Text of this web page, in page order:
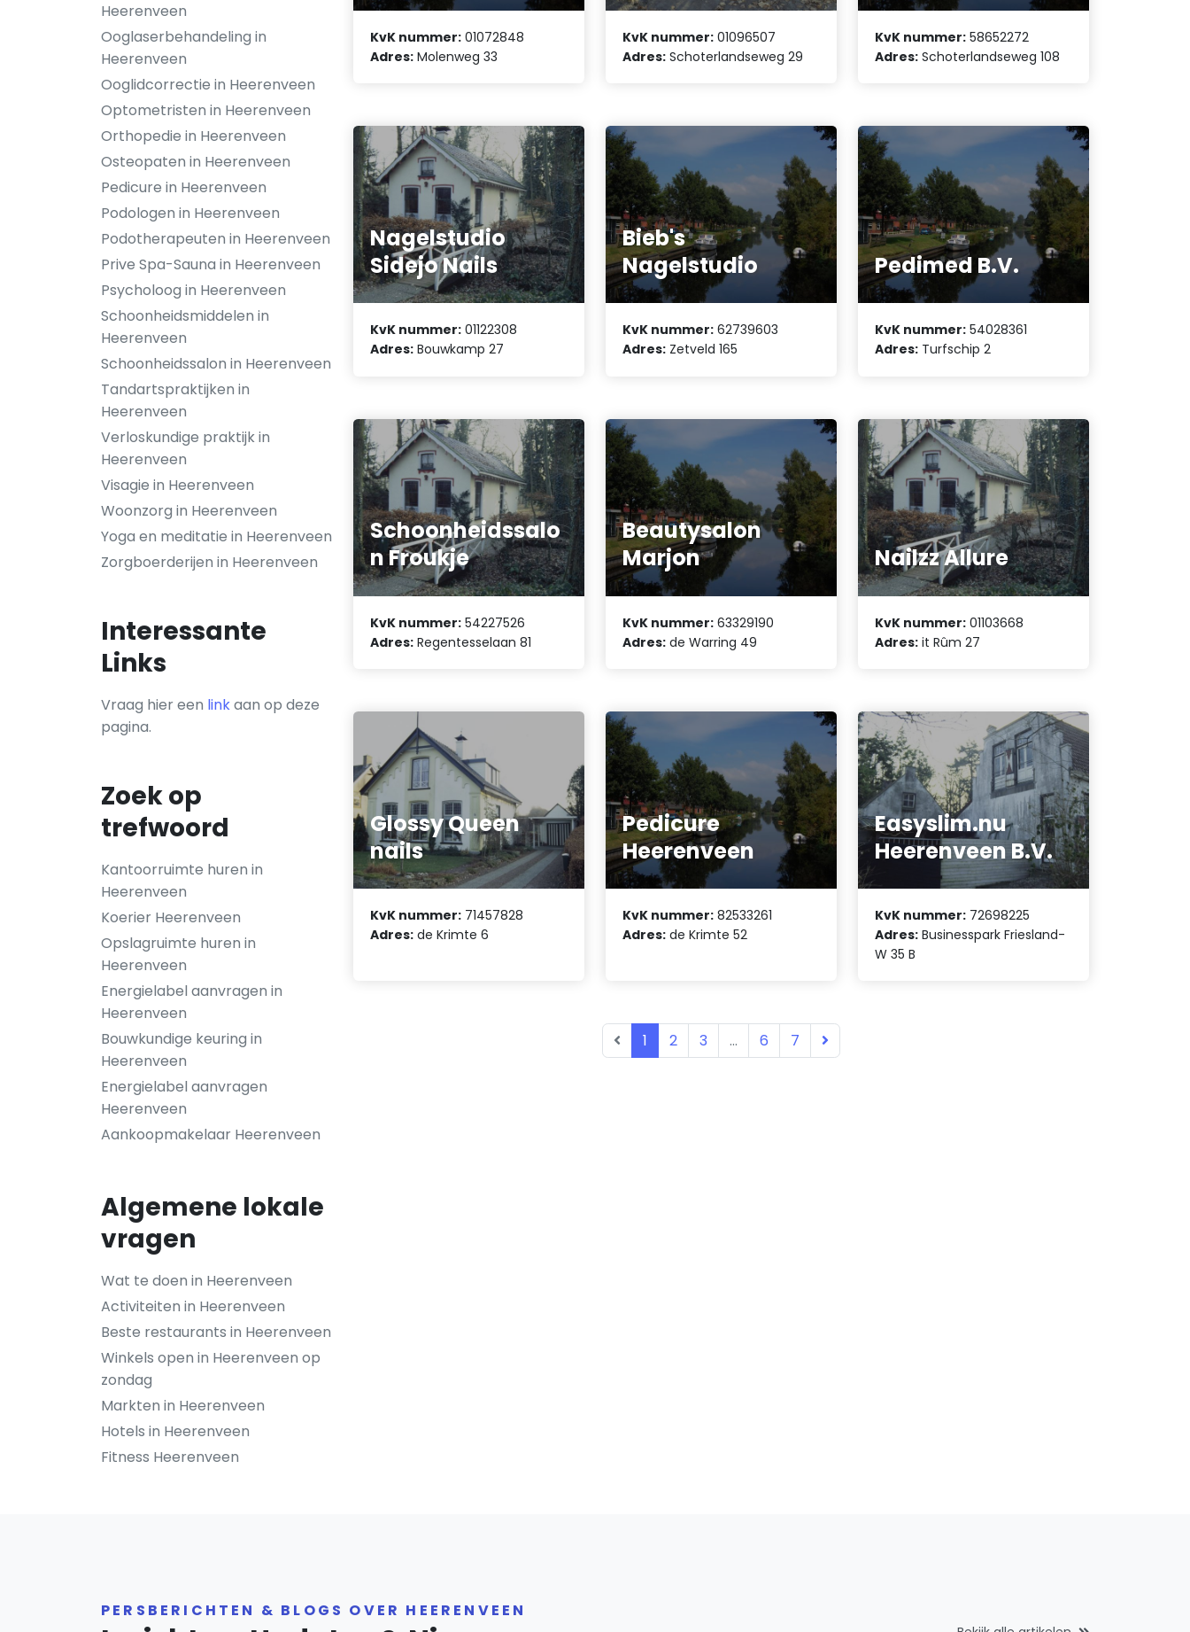
Heerenveen
Ooglaserbehandeling in
Heerenveen
Ooglidcorrectie in Heerenveen
Optometristen in Heerenveen
Orthopedie in Heerenveen
Osteopaten in Heerenveen
Pedicure in Heerenveen
Podologen in Heerenveen
Podotherapeuten in Heerenveen
Prive Spa-Sauna in Heerenveen
Psycholoog in Heerenveen
Schoonheidsmiddelen in
Heerenveen
Schoonheidssalon in Heerenveen
Tandartspraktijken in
Heerenveen
Verloskundige praktijk in
Heerenveen
Visagie in Heerenveen
Woonzorg in Heerenveen
Yoga en meditatie in Heerenveen
Zorgboerderijen in Heerenveen
Interessante
Links
Vraag hier een linkaan op deze
pagina.
Zoek op
trefwoord
Kantoorruimte huren in
Heerenveen
Koerier Heerenveen
Opslagruimte huren in
Heerenveen
Energielabel aanvragen in
Heerenveen
Bouwkundige keuring in
Heerenveen
Energielabel aanvragen
Heerenveen
Aankoopmakelaar Heerenveen
Algemene lokale
vragen
Wat te doen in Heerenveen
Activiteiten in Heerenveen
Beste restaurants in Heerenveen
Winkels open in Heerenveen op
zondag
Markten in Heerenveen
Hotels in Heerenveen
Fitness Heerenveen
KvK nummer: 01072848
Adres: Molenweg 33
KvK nummer: 01096507
Adres: Schoterlandseweg 29
KvK nummer: 58652272
Adres: Schoterlandseweg 108
Nagelstudio
Sidejo Nails
KvK nummer: 01122308
Adres: Bouwkamp 27
Bieb's
Nagelstudio
KvK nummer: 62739603
Adres: Zetveld 165
Pedimed B.V.
KvK nummer: 54028361
Adres: Turfschip 2
Schoonheidssalo
n Froukje
KvK nummer: 54227526
Adres: Regentesselaan 81
Beautysalon
Marjon
KvK nummer: 63329190
Adres: de Warring 49
Nailzz Allure
KvK nummer: 01103668
Adres: it Rûm 27
Glossy Queen
nails
KvK nummer: 71457828
Adres: de Krimte 6
Pedicure
Heerenveen
KvK nummer: 82533261
Adres: de Krimte 52
Easyslim.nu
Heerenveen B.V.
KvK nummer: 72698225
Adres: Businesspark Friesland-
W 35 B
1 2 3 ... 6 7
PERSBERICHTEN & BLOGS OVER HEERENVEEN